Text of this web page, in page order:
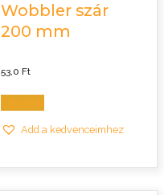
Wobbler szár
200 mm
53,0Ft
Opciók
Add a kedvenceimhez